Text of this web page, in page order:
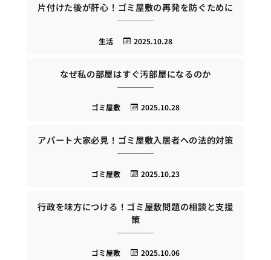
片付けた後が肝心！ゴミ屋敷の再発を防ぐために
2025.10.28
生活
なぜ私の部屋はすぐ汚部屋になるのか
2025.10.28
ゴミ屋敷
アパート大家必見！ゴミ屋敷入居者への法的対策
2025.10.23
ゴミ屋敷
行政を味方につける！ゴミ屋敷問題の相談と支援
策
2025.10.06
ゴミ屋敷